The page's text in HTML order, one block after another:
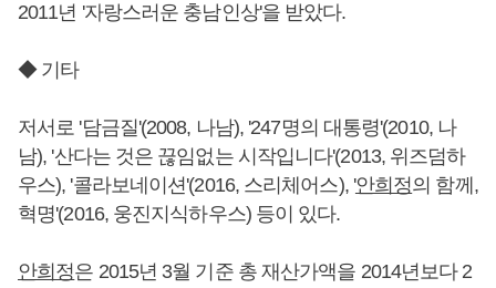
2011년 '자랑스러운 충남인상'을 받았다.
◆ 기타
저서로 '담금질'(2008, 나남), '247명의 대통령'(2010, 나
남), '산다는 것은 끊임없는 시작입니다'(2013, 위즈덤하
우스), '콜라보네이션'(2016, 스리체어스), '안희정의 함께,
혁명'(2016, 웅진지식하우스) 등이 있다.
안희정은 2015년 3월 기준 총 재산가액을 2014년보다 2